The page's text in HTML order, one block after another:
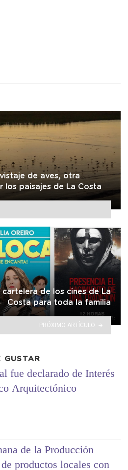
de aves, otra
los paisajes de La Costa
de los cines de La
Costa para toda la familia
PRÓXIMO ARTÍCULO
GUSTAR
fue declarado de Interés
Arquitectónico
de la Producción
productos locales con